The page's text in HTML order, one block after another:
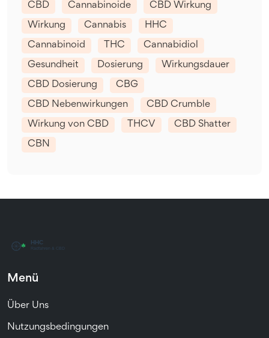
CBD Cannabinoide CBD Wirkung
Wirkung Cannabis HHC
Cannabinoid THC Cannabidiol
Gesundheit Dosierung Wirkungsdauer
CBD Dosierung CBG
CBD Nebenwirkungen CBD Crumble
Wirkung von CBD THCV CBD Shatter
CBN
Menü
Über Uns
Nutzungsbedingungen